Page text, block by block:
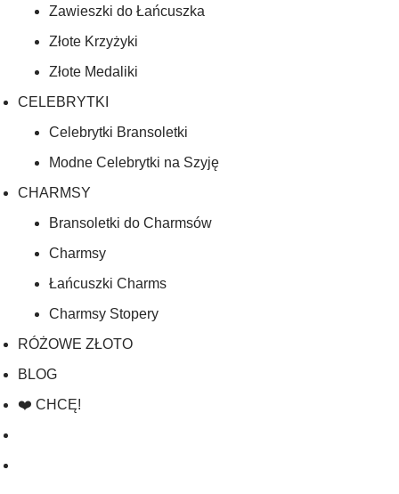
Zawieszki do Łańcuszka
Złote Krzyżyki
Złote Medaliki
CELEBRYTKI
Celebrytki Bransoletki
Modne Celebrytki na Szyję
CHARMSY
Bransoletki do Charmsów
Charmsy
Łańcuszki Charms
Charmsy Stopery
RÓŻOWE ZŁOTO
BLOG
❤️ CHCĘ!